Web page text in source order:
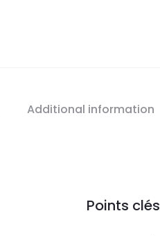
Additional information
Points clés